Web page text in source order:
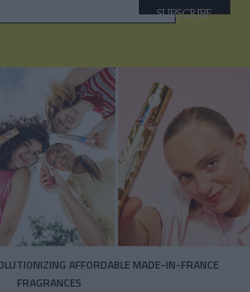
SUBSCRIBE
AFFORDABLE MADE-IN-FRANCE
FRAGRANCES